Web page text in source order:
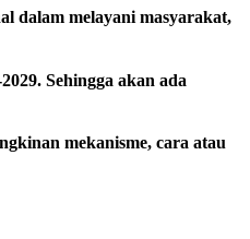
dalam melayani masyarakat,
Sehingga akan ada
mekanisme, cara atau